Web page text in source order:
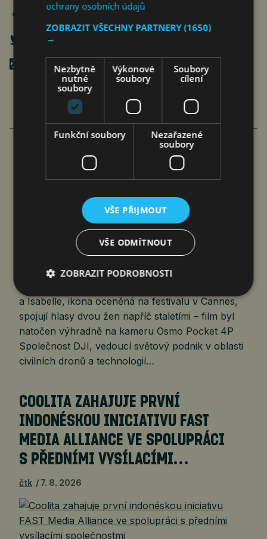
Poslat mailem
FAMILIARITÉ: POETICKÉ PROPOJENÍ
8. 8. 2026
Šen-čen (Čína) 8. srpna 2026
a Isabelle, ikona oceněná na festivalu v Cannes,
spojují hlasy dvou žen napříč staletími – film byl
natočen výhradně na kameru Osmo Pocket 4P
Společnost DJI, vedoucí světový podnik v oblasti
civilních dronů a technologií…
COOLITA ZAHAJUJE PRVNÍ
INDONÉSKOU INICIATIVU FAST
MEDIA ALLIANCE VE SPOLUPRÁCI
S PŘEDNÍMI VYSÍLACÍMI…
čtk 7. 8. 2026
ochrany osobních údajů
ZOBRAZIT VŠECHNY PARTNERY(1650)
→
Nezbytně
nutné
soubory
Výkonové
soubory
Soubory
cílení
Funkční soubory
Nezařazené
soubory
VŠE PŘIJMOUT
VŠE ODMÍTNOUT
ZOBRAZIT PODROBNOSTI